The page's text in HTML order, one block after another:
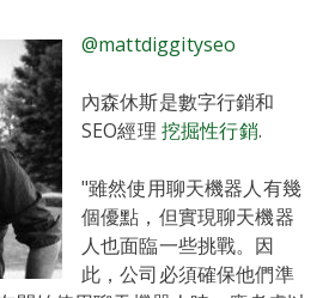
@mattdiggityseo
內森休斯是數字行銷和
SEO經理 挖掘性行銷.
"雖然使用聊天機器人有幾
個優點，但實現聊天機器
人也面臨一些挑戰。因
此，公司必須確保他們準